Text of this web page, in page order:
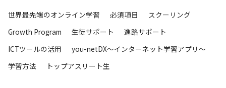
世界最先端のオンライン学習 必須項目
スクーリング
Growth Program
生徒サポート
進路サポート
ICTツールの活用
you-netDX～インターネット学習アプリ～
学習方法
トップアスリート生